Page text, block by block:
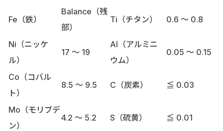
Fe（鉄）
Balance（残
部）
Ti（チタン） 0.6 ～ 0.8
Ni（ニッケ
ル）
17 ～ 19
Al（アルミニ
ウム）
0.05 ～ 0.15
Co（コバル
ト）
8.5 ～ 9.5 C（炭素） ≦ 0.03
Mo（モリブデ
ン）
4.2 ～ 5.2 S（硫黄） ≦ 0.01